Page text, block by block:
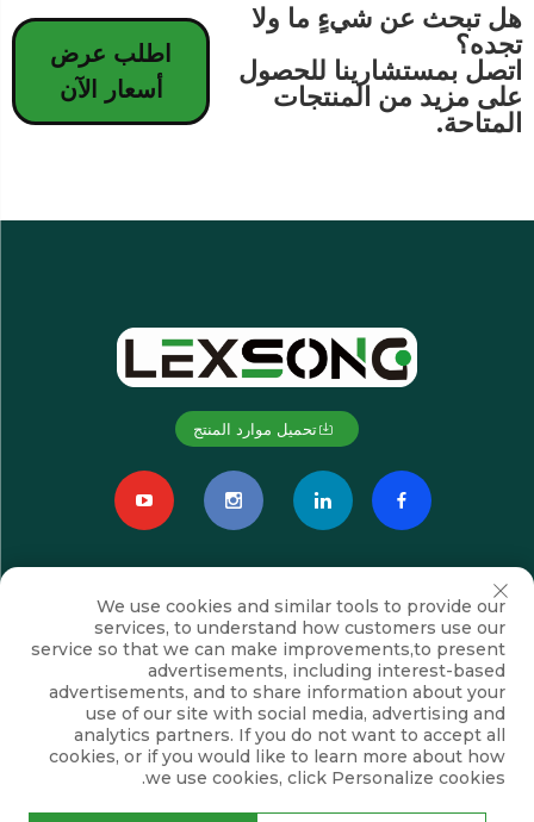
هل تبحث عن شيءٍ ما ولا
تجده؟
اتصل بمستشارينا للحصول
على مزيد من المنتجات
المتاحة.
اطلب عرض
أسعار الآن
تحميل موارد المنتج
اشترك
حقوق النشر © شركة سوزهو لكسونغ للتجهيزات الكهروميكانيكية المحدودة. جميع
We use cookies and similar tools to provide our
services, to understand how customers use our
service so that we can make improvements,to present
advertisements, including interest-based
advertisements, and to share information about your
use of our site with social media, advertising and
analytics partners. If you do not want to accept all
cookies, or if you would like to learn more about how
we use cookies, click Personalize cookies.